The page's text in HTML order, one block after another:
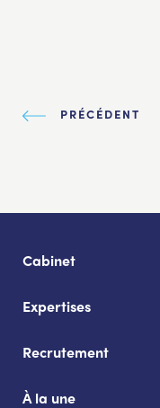
PRÉCÉDENT
Cabinet
Expertises
Recrutement
À la une